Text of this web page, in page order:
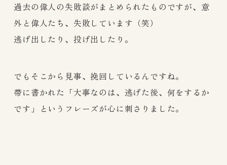
過去の偉人の失敗談がまとめられたものですが、意
外と偉人たち、失敗しています（笑）
逃げ出したり、投げ出したり。
でもそこから見事、挽回しているんですね。
帯に書かれた「大事なのは、逃げた後、何をするか
です」というフレーズが心に刺さりました。